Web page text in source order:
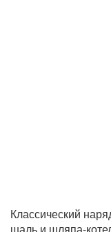
Классический